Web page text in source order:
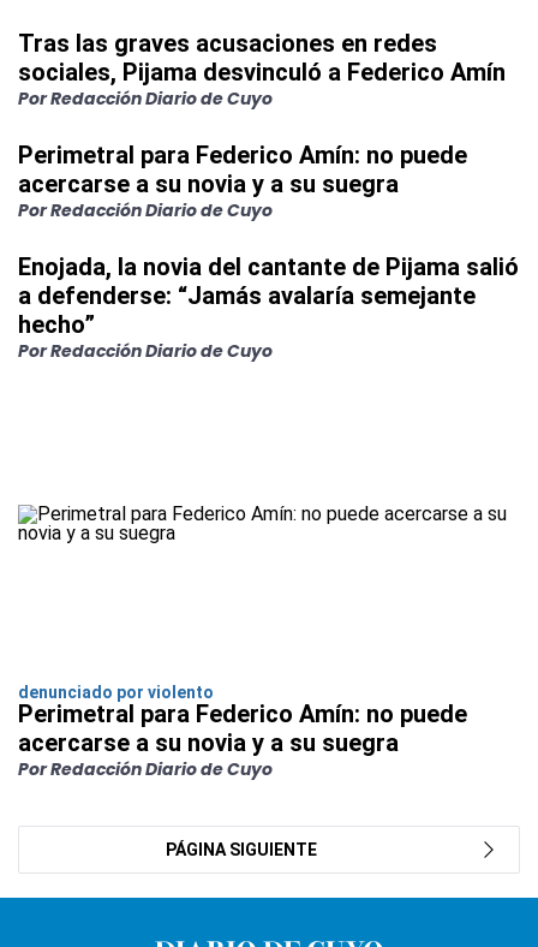
Tras las graves acusaciones en redes
sociales, Pijama desvinculó a Federico Amín
Por Redacción Diario de Cuyo
Perimetral para Federico Amín: no puede
acercarse a su novia y a su suegra
Por Redacción Diario de Cuyo
Enojada, la novia del cantante de Pijama salió
a defenderse: “Jamás avalaría semejante
hecho”
Por Redacción Diario de Cuyo
denunciado por violento
Perimetral para Federico Amín: no puede
acercarse a su novia y a su suegra
Por Redacción Diario de Cuyo
PÁGINA SIGUIENTE